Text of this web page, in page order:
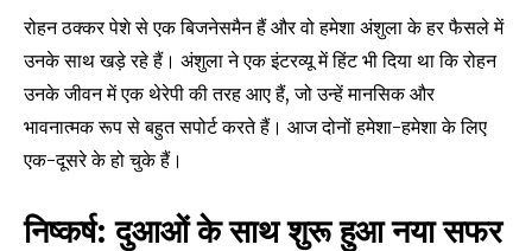
रोहन ठक्कर पेशे से एक बिजनेसमैन हैं और वो हमेशा अंशुला के हर फैसले में
उनके साथ खड़े रहे हैं। अंशुला ने एक इंटरव्यू में हिंट भी दिया था कि रोहन
उनके जीवन में एक थेरेपी की तरह आए हैं, जो उन्हें मानसिक और
भावनात्मक रूप से बहुत सपोर्ट करते हैं। आज दोनों हमेशा-हमेशा के लिए
एक-दूसरे के हो चुके हैं।
निष्कर्ष: दुआओं के साथ शुरू हुआ नया सफर